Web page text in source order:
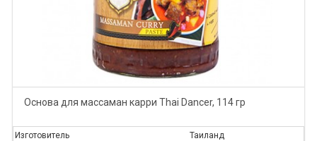
Основа для маcсаман карри Thai Dancer, 114 гр
Изготовитель Таиланд